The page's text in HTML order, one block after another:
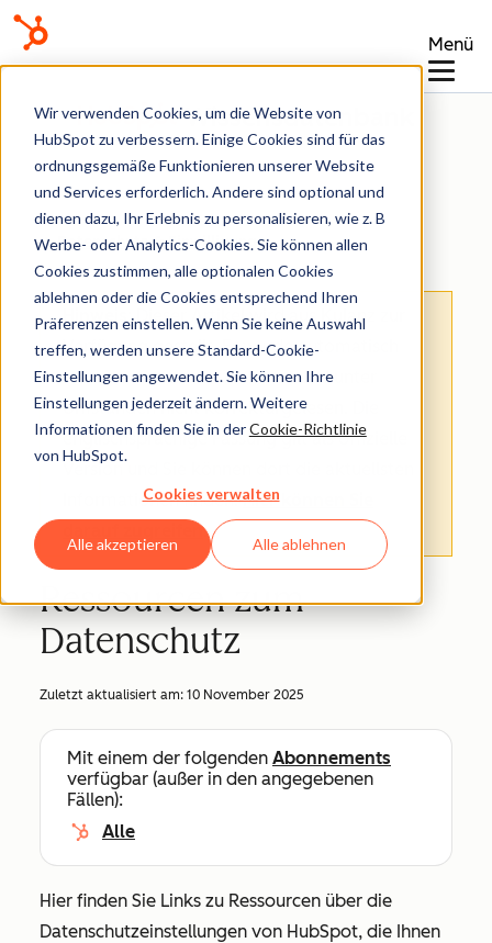
Wir verwenden Cookies, um die Website von
HubSpot zu verbessern. Einige Cookies sind für das
ordnungsgemäße Funktionieren unserer Website
und Services erforderlich. Andere sind optional und
dienen dazu, Ihr Erlebnis zu personalisieren, wie z. B
Werbe- oder Analytics-Cookies. Sie können allen
Cookies zustimmen, alle optionalen Cookies
ablehnen oder die Cookies entsprechend Ihren
Präferenzen einstellen. Wenn Sie keine Auswahl
treffen, werden unsere Standard-Cookie-
Einstellungen angewendet. Sie können Ihre
Einstellungen jederzeit ändern. Weitere
Informationen finden Sie in derCookie-Richtlinie
von HubSpot.
Cookies verwalten
Alle akzeptieren Alle ablehnen
Menü
Wissensdatenbank
Datenschutz & Einwilligung
: Dieser Artikel wird aus Kulanz zur
Verfügung gestellt.Er wurde automatisch
mit einer Software übersetzt und unter
Umständen nicht korrekturgelesen. Die
englischsprachige Fassung gilt als offizielle
Version und Sie können dort die aktuellsten
Informationen finden.Hier können Sie
darauf zugreifen.
Ressourcen zum
Datenschutz
Zuletzt aktualisiert am: 10 November 2025
Mit einem der folgenden Abonnements
verfügbar (außer in den angegebenen
Fällen):
Alle
Hier finden Sie Links zu Ressourcen über die
Datenschutzeinstellungen von HubSpot, die Ihnen